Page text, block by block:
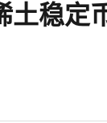
土稳定